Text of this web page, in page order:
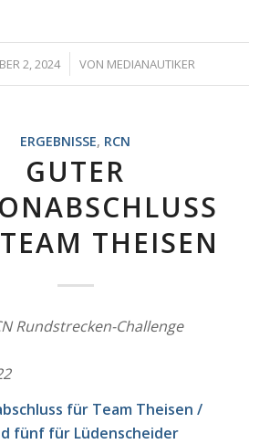
2, 2024
/ VON MEDIANAUTIKER
ERGEBNISSE, RCN
GUTER
THEISEN
Rundstrecken-Challenge
für Team Theisen /
fünf für Lüdenscheider